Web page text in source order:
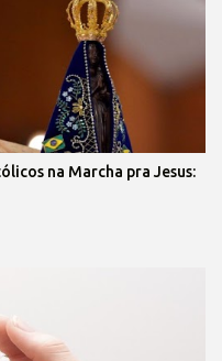
na Marcha pra Jesus: